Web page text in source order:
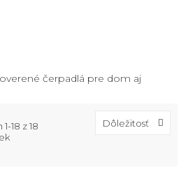
čerpadlá pre dom aj
18 z 18
Dôležitosť